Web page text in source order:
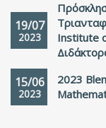
19/07
2023
Institute
15/06
2023
2023